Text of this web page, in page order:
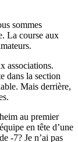
sommes
La course aux
associations.
dans la section
Mais derrière,
au premier
en tête d’une
-7? Je n’ai pas